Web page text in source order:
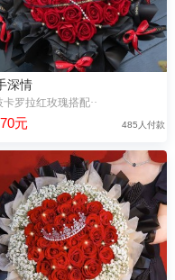
深情
卡罗拉红玫瑰搭配··
元 485人付款